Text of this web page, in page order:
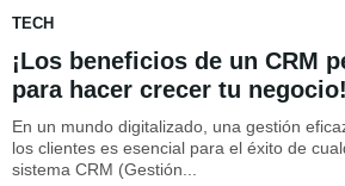
TECH
¡Los beneficios de un CRM
para hacer crecer tu negocio!
En un mundo digitalizado, una gestión
los clientes es esencial para el éxito de
sistema CRM (Gestión...